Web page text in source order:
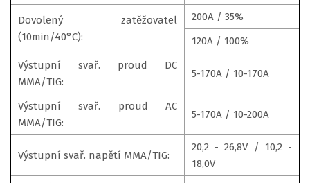
Dovolený zatěžovatel
(10min/40°C):
200A / 35%
120A / 100%
Výstupní svař. proud DC
MMA/TIG:
5-170A / 10-170A
Výstupní svař. proud AC
MMA/TIG:
5-170A / 10-200A
Výstupní svař. napětí MMA/TIG:
20,2 - 26,8V / 10,2 -
18,0V